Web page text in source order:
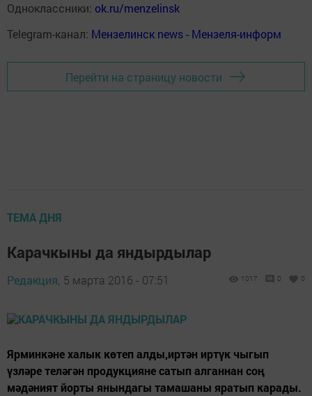
Одноклассники: ok.ru/menzelinsk
Telegram-канал: Мензелинск news - Мензеля-информ
Перейти на страницу новости
ТЕМА ДНЯ
Карачкыны да яндырдылар
Редакция, 5 марта 2016 - 07:51 1017 0 0
Ярминкәне халык көтеп алды,иртән иртүк чыгып
үзләре теләгән продукцияне сатып алганнан соң
мәдәният йорты янындагы тамашаны яратып карады.